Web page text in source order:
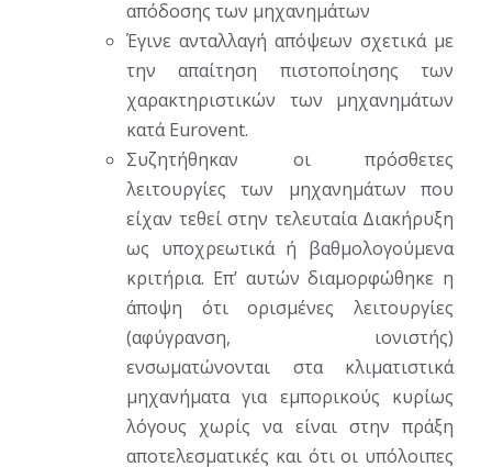
απόδοσης των μηχανημάτων
Έγινε ανταλλαγή απόψεων σχετικά με
την απαίτηση πιστοποίησης των
χαρακτηριστικών των μηχανημάτων
κατά Eurovent.
Συζητήθηκαν οι πρόσθετες
λειτουργίες των μηχανημάτων που
είχαν τεθεί στην τελευταία Διακήρυξη
ως υποχρεωτικά ή βαθμολογούμενα
κριτήρια. Επ’ αυτών διαμορφώθηκε η
άποψη ότι ορισμένες λειτουργίες
(αφύγρανση, ιονιστής)
ενσωματώνονται στα κλιματιστικά
μηχανήματα για εμπορικούς κυρίως
λόγους χωρίς να είναι στην πράξη
αποτελεσματικές και ότι οι υπόλοιπες